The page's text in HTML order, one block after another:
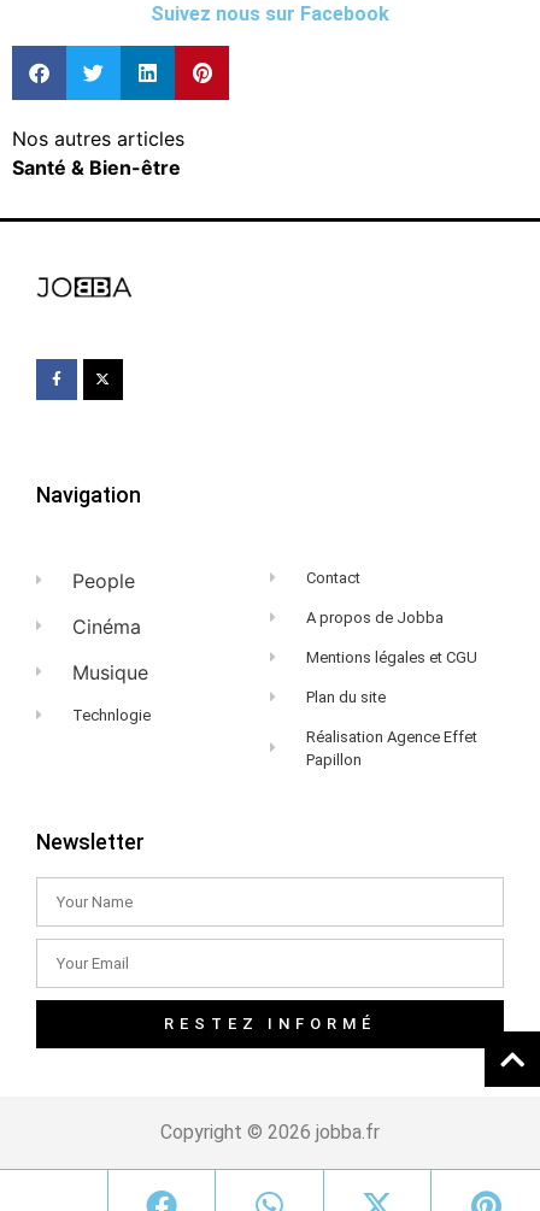
Suivez nous sur Facebook
Nos autres articles
Santé & Bien-être
Navigation
People
Cinéma
Musique
Technlogie
Contact
A propos de Jobba
Mentions légales et CGU
Plan du site
Réalisation Agence Effet
Papillon
Newsletter
RESTEZ INFORMÉ
Copyright © 2026 jobba.fr